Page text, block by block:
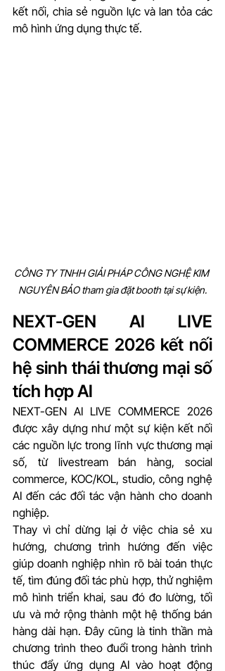
kết nối, chia sẻ nguồn lực và lan tỏa các
mô hình ứng dụng thực tế.
CÔNG TY TNHH GIẢI PHÁP CÔNG NGHỆ KIM
NGUYÊN BẢO tham gia đặt booth tại sự kiện.
NEXT-GEN AI LIVE
COMMERCE 2026 kết nối
hệ sinh thái thương mại số
tích hợp AI
NEXT-GEN AI LIVE COMMERCE 2026
được xây dựng như một sự kiện kết nối
các nguồn lực trong lĩnh vực thương mại
số, từ livestream bán hàng, social
commerce, KOC/KOL, studio, công nghệ
AI đến các đối tác vận hành cho doanh
nghiệp.
Thay vì chỉ dừng lại ở việc chia sẻ xu
hướng, chương trình hướng đến việc
giúp doanh nghiệp nhìn rõ bài toán thực
tế, tìm đúng đối tác phù hợp, thử nghiệm
mô hình triển khai, sau đó đo lường, tối
ưu và mở rộng thành một hệ thống bán
hàng dài hạn. Đây cũng là tinh thần mà
chương trình theo đuổi trong hành trình
thúc đẩy ứng dụng AI vào hoạt động